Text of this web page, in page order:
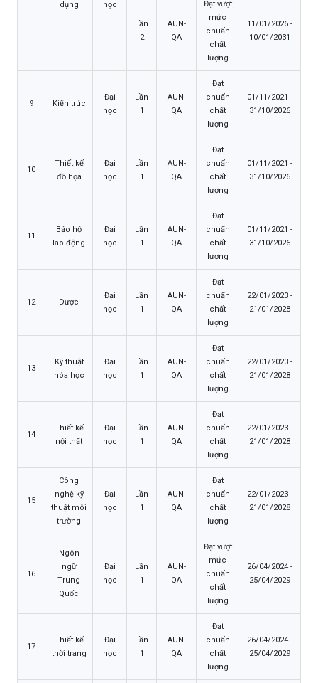
dụng học
Lần
2
AUN-
QA
Đạt vượt
mức
chuẩn
chất
lượng
11/01/2026 -
10/01/2031
9 Kiến trúc
Đại
học
Lần
1
AUN-
QA
Đạt
chuẩn
chất
lượng
01/11/2021 -
31/10/2026
10
Thiết kế
đồ họa
Đại
học
Lần
1
AUN-
QA
Đạt
chuẩn
chất
lượng
01/11/2021 -
31/10/2026
11
Bảo hộ
lao động
Đại
học
Lần
1
AUN-
QA
Đạt
chuẩn
chất
lượng
01/11/2021 -
31/10/2026
12 Dược
Đại
học
Lần
1
AUN-
QA
Đạt
chuẩn
chất
lượng
22/01/2023 -
21/01/2028
13
Kỹ thuật
hóa học
Đại
học
Lần
1
AUN-
QA
Đạt
chuẩn
chất
lượng
22/01/2023 -
21/01/2028
14
Thiết kế
nội thất
Đại
học
Lần
1
AUN-
QA
Đạt
chuẩn
chất
lượng
22/01/2023 -
21/01/2028
15
Công
nghệ kỹ
thuật môi
trường
Đại
học
Lần
1
AUN-
QA
Đạt
chuẩn
chất
lượng
22/01/2023 -
21/01/2028
16
Ngôn
ngữ
Trung
Quốc
Đại
học
Lần
1
AUN-
QA
Đạt vượt
mức
chuẩn
chất
lượng
26/04/2024 -
25/04/2029
17
Thiết kế
thời trang
Đại
học
Lần
1
AUN-
QA
Đạt
chuẩn
chất
lượng
26/04/2024 -
25/04/2029